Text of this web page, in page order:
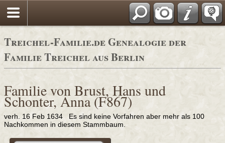
Adressbücher
Treichel-Familie.de Genealogie der
Familie Treichel aus Berlin
Familie von Brust, Hans und
Schonter, Anna (F867)
verh. 16 Feb 1634 Es sind keine Vorfahren aber mehr als 100
Nachkommen in diesem Stammbaum.